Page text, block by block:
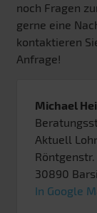
noch Fragen
gerne eine
kontaktieren
Anfrage!
Michael
Aktuell
Röntgenstr.
30890
In Google